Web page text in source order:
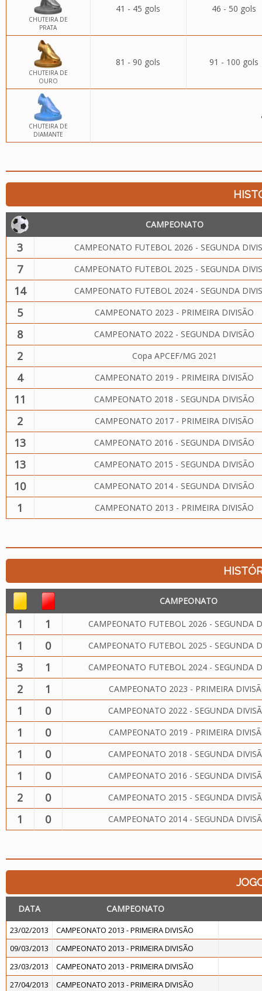
CHUTEIRA DE
PRATA
41 - 45 gols 46 - 50 gols
CHUTEIRA DE
OURO
81 - 90 gols 91 - 100 gols
CHUTEIRA DE
DIAMANTE
CAMPEONATO
3 CAMPEONATO FUTEBOL 2026 - SEGUNDA
7 CAMPEONATO FUTEBOL 2025 - SEGUNDA
14 CAMPEONATO FUTEBOL 2024 - SEGUNDA
5 CAMPEONATO 2023 - PRIMEIRA DIVISÃO
8 CAMPEONATO 2022 - SEGUNDA DIVISÃO
2 Copa APCEF/MG 2021
4 CAMPEONATO 2019 - PRIMEIRA DIVISÃO
11 CAMPEONATO 2018 - SEGUNDA DIVISÃO
2 CAMPEONATO 2017 - PRIMEIRA DIVISÃO
13 CAMPEONATO 2016 - SEGUNDA DIVISÃO
13 CAMPEONATO 2015 - SEGUNDA DIVISÃO
10 CAMPEONATO 2014 - SEGUNDA DIVISÃO
1 CAMPEONATO 2013 - PRIMEIRA DIVISÃO
CAMPEONATO
1 1 CAMPEONATO FUTEBOL 2026 - SEGUNDA
1 0 CAMPEONATO FUTEBOL 2025 - SEGUNDA
3 1 CAMPEONATO FUTEBOL 2024 - SEGUNDA
2 1 CAMPEONATO 2023 - PRIMEIRA
1 0 CAMPEONATO 2022 - SEGUNDA
1 0 CAMPEONATO 2019 - PRIMEIRA
1 0 CAMPEONATO 2018 - SEGUNDA
1 0 CAMPEONATO 2016 - SEGUNDA
2 0 CAMPEONATO 2015 - SEGUNDA
1 0 CAMPEONATO 2014 - SEGUNDA
DATA CAMPEONATO
23/02/2013
CAMPEONATO 2013 - PRIMEIRA DIVISÃO
09/03/2013
CAMPEONATO 2013 - PRIMEIRA DIVISÃO
23/03/2013
CAMPEONATO 2013 - PRIMEIRA DIVISÃO
27/04/2013
CAMPEONATO 2013 - PRIMEIRA DIVISÃO